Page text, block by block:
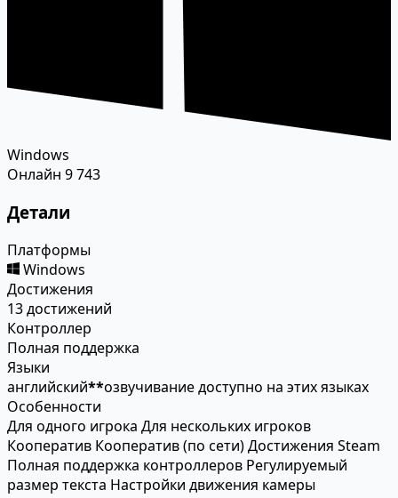
Windows
Онлайн 9 743
Детали
Платформы
Windows
Достижения
13 достижений
Контроллер
Полная поддержка
Языки
английский**озвучивание доступно на этих языках
Особенности
Для одного игрока Для нескольких игроков
Кооператив Кооператив (по сети)Достижения Steam
Полная поддержка контроллеров Регулируемый
размер текста Настройки движения камеры